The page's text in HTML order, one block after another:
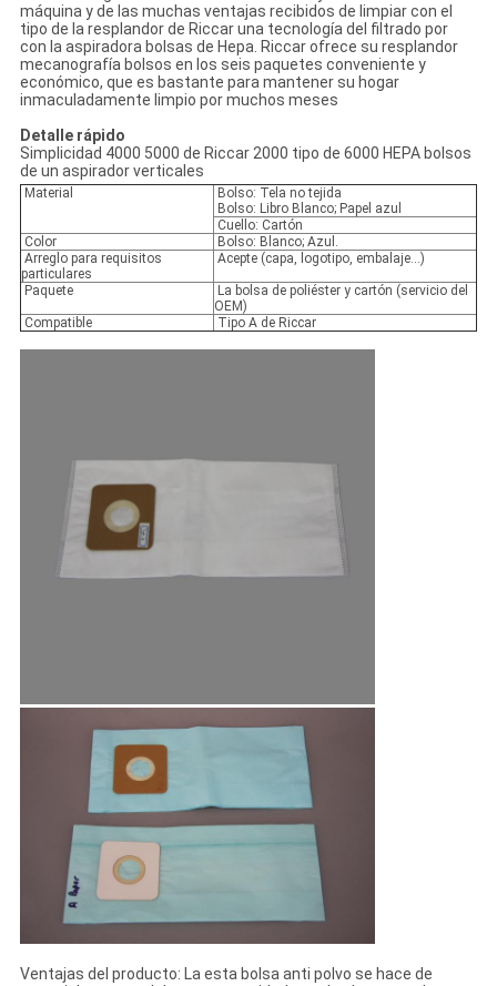
máquina y de las muchas ventajas recibidos de limpiar con el
tipo de la resplandor de Riccar una tecnología del filtrado por
con la aspiradora bolsas de Hepa. Riccar ofrece su resplandor
mecanografía bolsos en los seis paquetes conveniente y
económico, que es bastante para mantener su hogar
inmaculadamente limpio por muchos meses
Detalle rápido
Simplicidad 4000 5000 de Riccar 2000 tipo de 6000 HEPA bolsos
de un aspirador verticales
Material
Bolso: Tela no tejida
Bolso: Libro Blanco; Papel azul
Cuello: Cartón
Color
Bolso: Blanco; Azul.
Arreglo para requisitos
particulares
Acepte (capa, logotipo, embalaje…)
Paquete
La bolsa de poliéster y cartón (servicio del
OEM)
Compatible
Tipo A de Riccar
Ventajas del producto: La esta bolsa anti polvo se hace de